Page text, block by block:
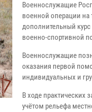
Военнослужащие
военной операции на
дополнительный
военно-спортивной
Военнослужащие
оказания первой
индивидуальных и
В ходе практических
учётом рельефа